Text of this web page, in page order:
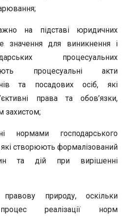
на підставі юридичних
значення для виникнення і
процесуальних
процесуальні акти
та посадових осіб, які
права та обов’язки,
захистом;
нормами господарського
створюють формалізований
та дій при вирішенні
природу, оскільки
реалізації норм